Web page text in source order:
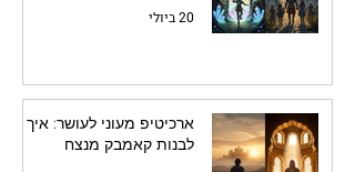
20 ביולי
ארכיטיפ מעוני לעושר: איך
לבנות קאמבק מנצח